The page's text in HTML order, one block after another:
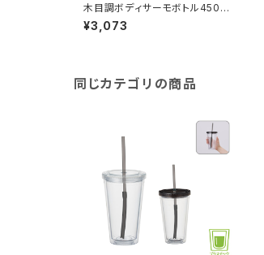
木目調ボディサーモボトル450ml
MG
¥3,073
同じカテゴリの商品